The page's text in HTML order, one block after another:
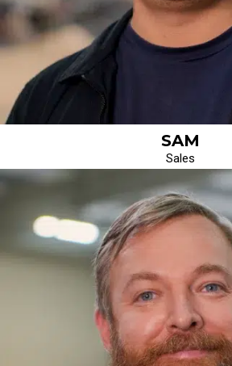
SAM
Sales